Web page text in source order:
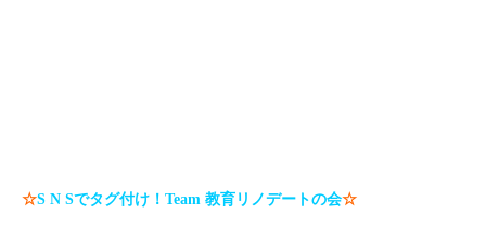
☆S N Sでタグ付け！ Team 教育リノデートの会☆